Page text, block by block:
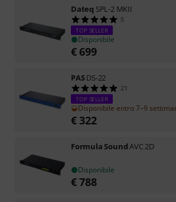
Dateq SPL-2 MKII
5
TOP SELLER
Disponibile
€ 699
PASDS-22
21
TOP SELLER
Disponibile entro 7–9
€ 322
Formula SoundAVC 2D
Disponibile
€788